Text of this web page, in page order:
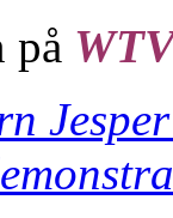
på